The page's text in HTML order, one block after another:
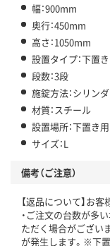
幅：900mm
奥行：450mm
高さ：1050mm
設置タイプ：下置き
段数：3段
施錠方法：シリン
材質：スチール
設置場所：下置き用
サイズ：L
備考（ご注意）
【返品について】お
・ご注文の台数が多
ただく場合がござい
が発生します。※下